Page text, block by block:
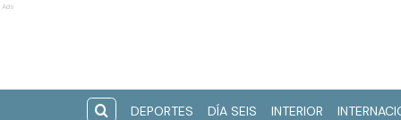
Ads
DEPORTES DÍA SEIS INTERIOR